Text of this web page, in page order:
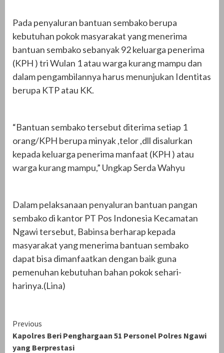
Pada penyaluran bantuan sembako berupa
kebutuhan pokok masyarakat yang menerima
bantuan sembako sebanyak 92 keluarga penerima
(KPH ) tri Wulan 1 atau warga kurang mampu dan
dalam pengambilannya harus menunjukan Identitas
berupa KTP atau KK.
“Bantuan sembako tersebut diterima setiap 1
orang/KPH berupa minyak ,telor ,dll disalurkan
kepada keluarga penerima manfaat (KPH ) atau
warga kurang mampu,” Ungkap Serda Wahyu
Dalam pelaksanaan penyaluran bantuan pangan
sembako di kantor PT Pos Indonesia Kecamatan
Ngawi tersebut, Babinsa berharap kepada
masyarakat yang menerima bantuan sembako
dapat bisa dimanfaatkan dengan baik guna
pemenuhan kebutuhan bahan pokok sehari-
harinya.(Lina)
Continue
Reading
Previous
Kapolres Beri Penghargaan 51 Personel Polres Ngawi
yang Berprestasi